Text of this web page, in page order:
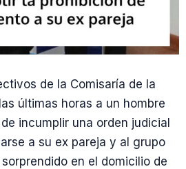
de la Comisaría de la
últimas horas a un hombre
incumplir una orden judicial
a su ex pareja y al grupo
en el domicilio de